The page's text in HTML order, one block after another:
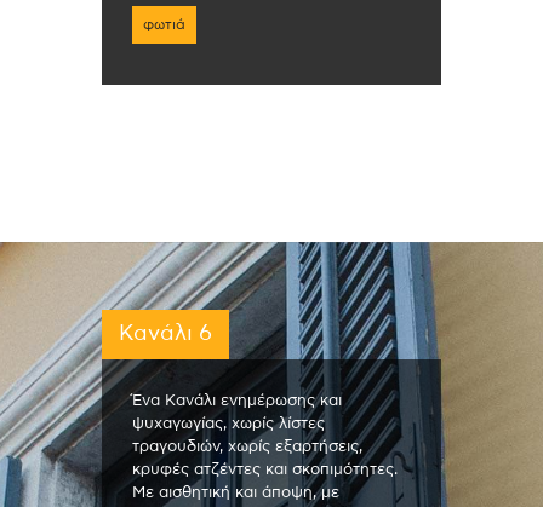
φωτιά
Κανάλι 6
Ένα Κανάλι ενημέρωσης και
ψυχαγωγίας, χωρίς λίστες
τραγουδιών, χωρίς εξαρτήσεις,
κρυφές ατζέντες και σκοπιμότητες.
Με αισθητική και άποψη, με